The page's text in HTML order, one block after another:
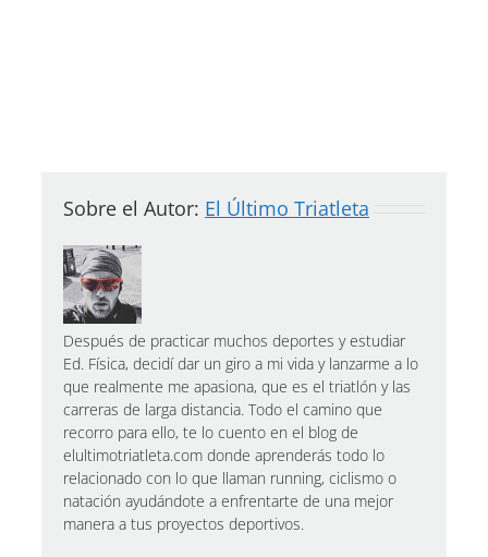
Sobre el Autor: El Último Triatleta
Después de practicar muchos deportes y estudiar
Ed. Física, decidí dar un giro a mi vida y lanzarme a lo
que realmente me apasiona, que es el triatlón y las
carreras de larga distancia. Todo el camino que
recorro para ello, te lo cuento en el blog de
elultimotriatleta.com donde aprenderás todo lo
relacionado con lo que llaman running, ciclismo o
natación ayudándote a enfrentarte de una mejor
manera a tus proyectos deportivos.